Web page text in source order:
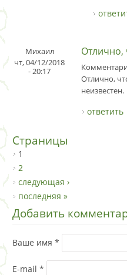
Михаил
чт, 04/12/2018
- 20:17
Отлично,
Отлично,
неизвестен.
ответить
Страницы
1
2
следующая ›
последняя »
Добавить
Ваше имя *
E-mail *